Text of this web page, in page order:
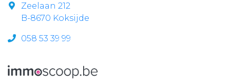
Zeelaan 212
B-8670 Koksijde
058 53 39 99